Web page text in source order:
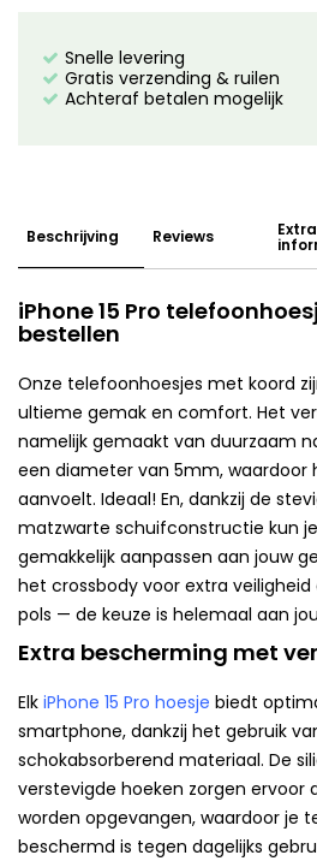
Snelle levering
Gratis verzending & ruilen
Achteraf betalen mogelijk
Beschrijving Reviews Extra
iPhone 15 Pro
bestellen
Onze telefoonhoesjes met koord
ultieme gemak en comfort. Het
namelijk gemaakt van duurzaam
een diameter van 5mm, waardoor
aanvoelt. Ideaal! En, dankzij de
matzwarte schuifconstructie kun
gemakkelijk aanpassen aan jouw
het crossbody voor extra
pols — de keuze is helemaal aan
Extra bescherming met
Elk iPhone 15 Pro hoesje biedt
smartphone, dankzij het gebruik
schokabsorberend materiaal. De
verstevigde hoeken zorgen ervoor
worden opgevangen, waardoor je
beschermd is tegen dagelijks